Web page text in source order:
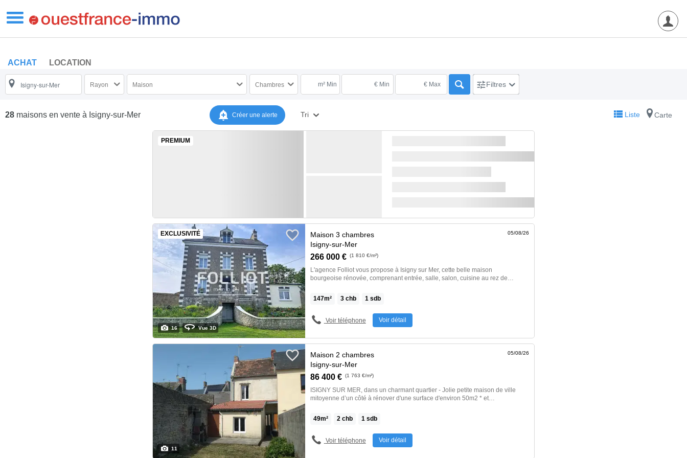
ACHAT LOCATION
Rayon Maison Chambres m² Min € Min € Max Filtres
Créer une alerte
28 maisons en vente à Isigny-sur-Mer Tri Liste Carte
PREMIUM
266 000 € (1 810 €/m²)
EXCLUSIVITÉ
Maison 3 chambres
Isigny-sur-Mer
L'agence Folliot vous propose à Isigny sur Mer, cette belle maison
bourgeoise rénovée, comprenant entrée, salle, salon, cuisine au rez de
aménageable au dessus. Sous-sol complet Toiture en excellent état,
fenêtres en double vitrage, pompe à chaleur, micro station Terrain paysager
Marais du Cotentin, à Carentan, Isigny sur mer et Bayeux Certains éléments
anciens ont été préservés : sols, cheminée, escalier, perron. Les
immobilière >>
147m² 3chb 1sdb
05/08/26
Voir téléphone Voir détail
16 Vue 3D
86 400 € (1 763 €/m²)
Maison 2 chambres
Isigny-sur-Mer
ISIGNY SUR MER, dans un charmant quartier - Jolie petite maison de ville
mitoyenne d’un côté à rénover d'une surface d'environ 50m2 * et
(sol parquet). A l’étage : une chambre avec une salle de bains avec wc.
Grenier aménageable au-dessus. Cour à l’avant et jardin à l’arrière. Petite
maison de vacances. * Surfaces mentionnées non garanties Les honoraires
sont à la charge de l'acquéreur Référence du bien : 2400 Date de réalisation
49m² 2chb 1sdb
05/08/26
Voir téléphone Voir détail
11